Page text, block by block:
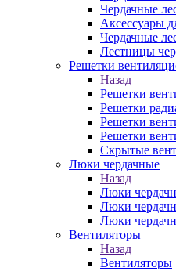
Чердачные
Аксессуары
Чердачные
Лестницы
Решетки
Назад
Решетки
Решетки
Решетки
Решетки
Скрытые
Люки чердачные
Назад
Люки
Люки
Люки
Вентиляторы
Назад
Вентиляторы